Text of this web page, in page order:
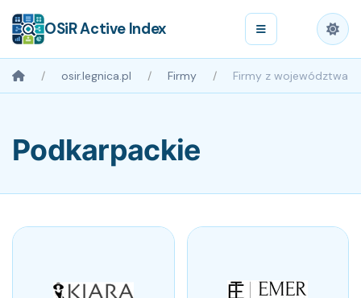
OSiR Active Index
osir.legnica.pl Firmy Firmy z województwa
Podkarpackie